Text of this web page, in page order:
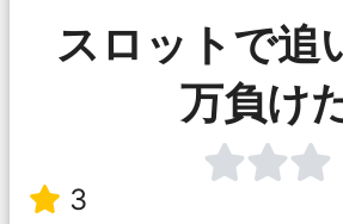
スロットで追
万負け
3